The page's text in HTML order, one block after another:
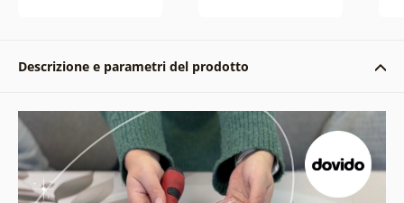
Descrizione e parametri del prodotto